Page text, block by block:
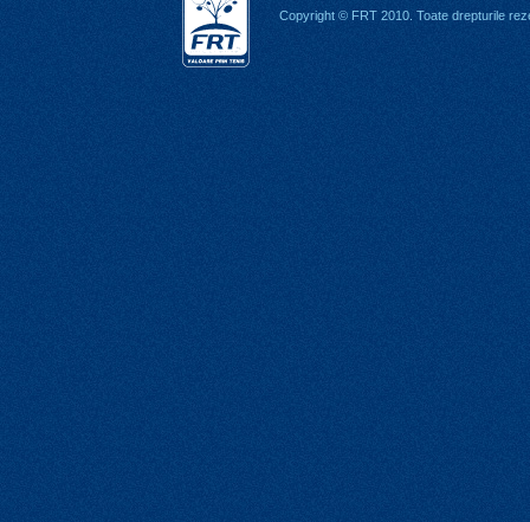
Copyright © FRT 2010. Toate drepturile